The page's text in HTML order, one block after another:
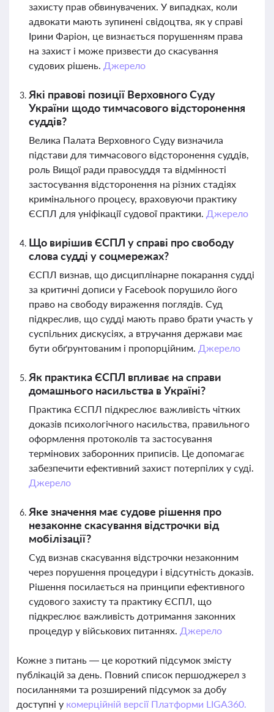
захисту прав обвинувачених. У випадках, коли
адвокати мають зупинені свідоцтва, як у справі
Ірини Фаріон, це визнається порушенням права
на захист і може призвести до скасування
судових рішень. Джерело
Які правові позиції Верховного Суду
України щодо тимчасового відсторонення
суддів?
Велика Палата Верховного Суду визначила
підстави для тимчасового відсторонення суддів,
роль Вищої ради правосуддя та відмінності
застосування відсторонення на різних стадіях
кримінального процесу, враховуючи практику
ЄСПЛ для уніфікації судової практики. Джерело
Що вирішив ЄСПЛ у справі про свободу
слова судді у соцмережах?
ЄСПЛ визнав, що дисциплінарне покарання судді
за критичні дописи у Facebook порушило його
право на свободу вираження поглядів. Суд
підкреслив, що судді мають право брати участь у
суспільних дискусіях, а втручання держави має
бути обґрунтованим і пропорційним. Джерело
Як практика ЄСПЛ впливає на справи
домашнього насильства в Україні?
Практика ЄСПЛ підкреслює важливість чітких
доказів психологічного насильства, правильного
оформлення протоколів та застосування
термінових заборонних приписів. Це допомагає
забезпечити ефективний захист потерпілих у суді.
Джерело
Яке значення має судове рішення про
незаконне скасування відстрочки від
мобілізації?
Суд визнав скасування відстрочки незаконним
через порушення процедури і відсутність доказів.
Рішення посилається на принципи ефективного
судового захисту та практику ЄСПЛ, що
підкреслює важливість дотримання законних
процедур у військових питаннях. Джерело
Кожне з питань — це короткий підсумок змісту
публікацій за день. Повний список першоджерел з
посиланнями та розширений підсумок за добу
доступні у комерційній версії Платформи LIGA360.